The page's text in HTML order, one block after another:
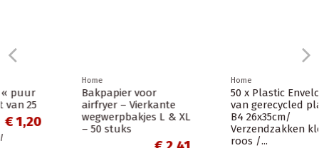
Bakpapier voor
airfryer – Vierkante
wegwerpbakjes L & XL
– 50 stuks
50 x Plastic Envelop
van gerecycled plastic
B4 26x35cm/
Verzendzakken kleur
roos /...